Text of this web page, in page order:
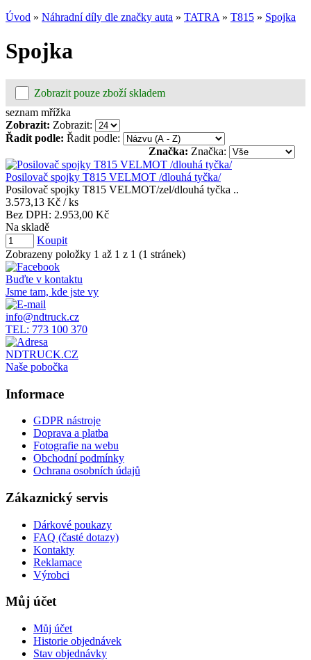
Úvod » Náhradní díly dle značky auta » TATRA » T815 » Spojka
Spojka
Zobrazit pouze zboží skladem
seznam mřížka
Zobrazit: Zobrazit:
Řadit podle: Řadit podle:
Značka: Značka:
Posilovač spojky T815 VELMOT /dlouhá tyčka/
Posilovač spojky T815 VELMOT/zel/dlouhá tyčka ..
3.573,13 Kč / ks
Bez DPH: 2.953,00 Kč
Na skladě
Koupit
Zobrazeny položky 1 až 1 z 1 (1 stránek)
Buďte v kontaktu
Jsme tam, kde jste vy
info@ndtruck.cz
TEL: 773 100 370
NDTRUCK.CZ
Naše pobočka
Informace
GDPR nástroje
Doprava a platba
Fotografie na webu
Obchodní podmínky
Ochrana osobních údajů
Zákaznický servis
Dárkové poukazy
FAQ (časté dotazy)
Kontakty
Reklamace
Výrobci
Můj účet
Můj účet
Historie objednávek
Stav objednávky